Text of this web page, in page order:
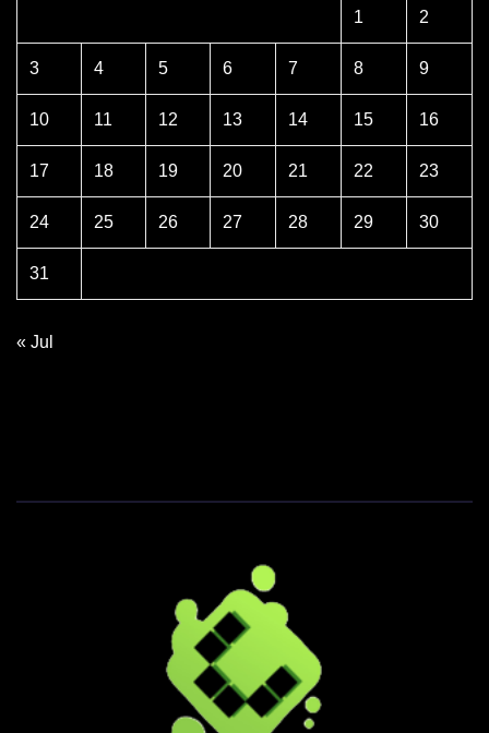
1 2
3 4 5 6 7 8 9
10 11 12 13 14 15 16
17 18 19 20 21 22 23
24 25 26 27 28 29 30
31
« Jul